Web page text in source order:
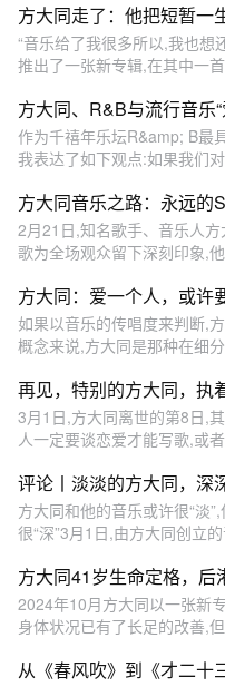
方大同走了：他把短暂一
“音乐给了我很多所以,我也想
推出了一张新专辑,在其中一
方大同、R&B与流行音乐
作为千禧年乐坛R&amp; B最
我表达了如下观点:如果我们
方大同音乐之路：永远的
2月21日,知名歌手、音乐人
歌为全场观众留下深刻印象,
方大同：爱一个人，或许
如果以音乐的传唱度来判断,
概念来说,方大同是那种在细
再见，特别的方大同，执
3月1日,方大同离世的第8日,
人一定要谈恋爱才能写歌,或
评论丨淡淡的方大同，深
方大同和他的音乐或许很“淡
很“深”3月1日,由方大同创立
方大同41岁生命定格，后
2024年10月方大同以一张新
身体状况已有了长足的改善,
从《春风吹》到《才二十